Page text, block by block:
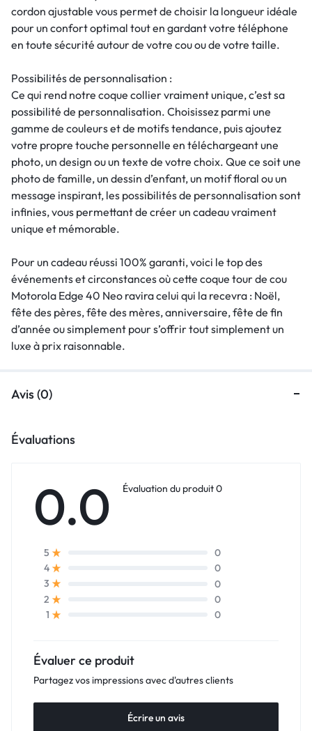
cordon ajustable vous permet de choisir la longueur idéale
pour un confort optimal tout en gardant votre téléphone
en toute sécurité autour de votre cou ou de votre taille.
Possibilités de personnalisation :
Ce qui rend notre coque collier vraiment unique, c’est sa
possibilité de personnalisation. Choisissez parmi une
gamme de couleurs et de motifs tendance, puis ajoutez
votre propre touche personnelle en téléchargeant une
photo, un design ou un texte de votre choix. Que ce soit une
photo de famille, un dessin d’enfant, un motif floral ou un
message inspirant, les possibilités de personnalisation sont
infinies, vous permettant de créer un cadeau vraiment
unique et mémorable.
Pour un cadeau réussi 100% garanti, voici le top des
événements et circonstances où cette coque tour de cou
Motorola Edge 40 Neo ravira celui qui la recevra : Noël,
fête des pères, fête des mères, anniversaire, fête de fin
d’année ou simplement pour s’offrir tout simplement un
luxe à prix raisonnable.
Avis (0)
Évaluations
0.0 Évaluation du produit 0
5
0
4
0
3
0
2
0
1
0
Évaluer ce produit
Partagez vos impressions avec d'autres clients
Écrire un avis